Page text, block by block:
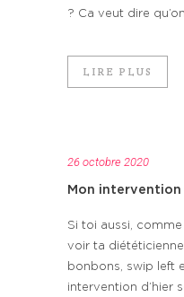
? Ca veut dire
LIRE PLUS
26 octobre 2020
Mon
Si toi aussi,
voir ta
bonbons, swip left
intervention d’hier